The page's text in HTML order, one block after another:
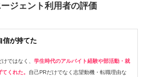
ジェント利用者の評価
信が持てた
ではなく、 学生時代のアルバイト経験や部活動・就
くれた。 自己PRだけでなく志望動機・転職理由な